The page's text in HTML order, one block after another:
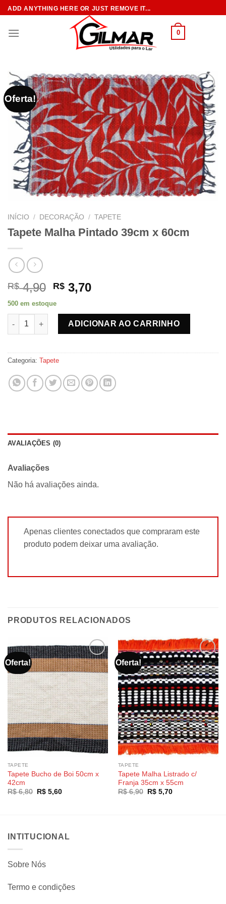
Skip
content
ADD ANYTHING HERE OR JUST REMOVE IT...
0
Oferta!
INÍCIO / DECORAÇÃO / TAPETE
Tapete Malha Pintado 39cm x 60cm
R$4,90 O
preço
original
era:
R$ 4,90.
R$ 3,70O
atual
é:
R$ 3,70.
500 em estoque
Tapete Malha Pintado 39cm x 60cm quantidade
ADICIONAR AO CARRINHO
Categoria: Tapete
AVALIAÇÕES (0)
Avaliações
Não há avaliações ainda.
Apenas clientes conectados que compraram este
produto podem deixar uma avaliação.
PRODUTOS RELACIONADOS
Oferta!
TAPETE
Tapete Bucho de Boi 50cm x
42cm
R$6,80
O
R$5,60O
Oferta!
TAPETE
Tapete Malha Listrado c/
Franja 35cm x 55cm
R$6,90
O
R$5,70O
INTITUCIONAL
Sobre Nós
Termo e condições